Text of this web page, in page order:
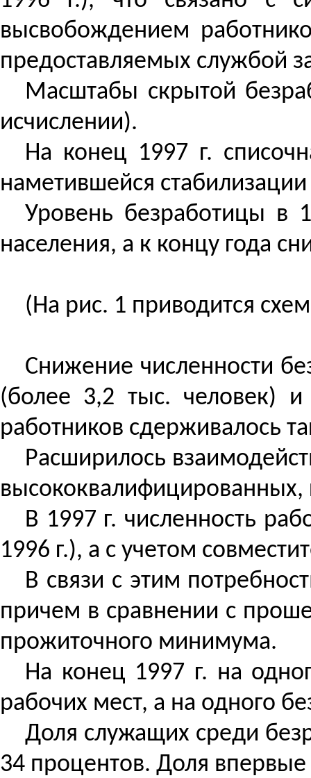
высвобождением
предоставляемых службой
Масштабы скрытой
исчислении).
На конец 1997 г.
наметившейся
Уровень безработицы в
населения, а к концу года
(На рис. 1 приводится
Снижение численности
(более 3,2 тыс. человек)
работников сдерживалось
Расширилось
высококвалифицированных,
В 1997 г. численность
1996 г.), а с учетом
В связи с этим
причем в сравнении с
прожиточного минимума.
На конец 1997 г. на
рабочих мест, а на одного
Доля служащих среди
34 процентов. Доля впервые